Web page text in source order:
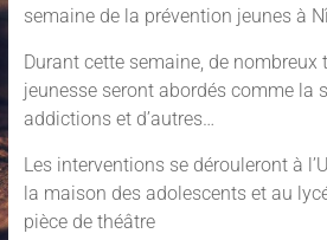
semaine de la prévention jeunes à
Durant cette semaine, de nombreux
jeunesse seront abordés comme la
addictions et d’autres…
Les interventions se dérouleront à
la maison des adolescents et au
pièce de théâtre